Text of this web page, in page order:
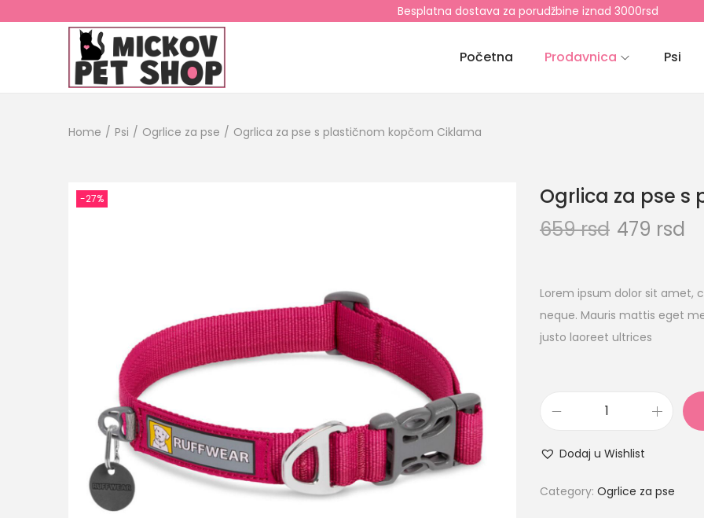
Besplatna dostava za porudžbine iznad 3000rsd
Početna Prodavnica Psi
Home / Psi / Ogrlice za pse / Ogrlica za pse s plastičnom kopčom Ciklama
-27%
Ogrlica za pse
659rsd 479 rsd
Lorem ipsum dolor sit amet,
neque. Mauris mattis eget
justo laoreet ultrices
Dodaj u Wishlist
Category: Ogrlice za pse